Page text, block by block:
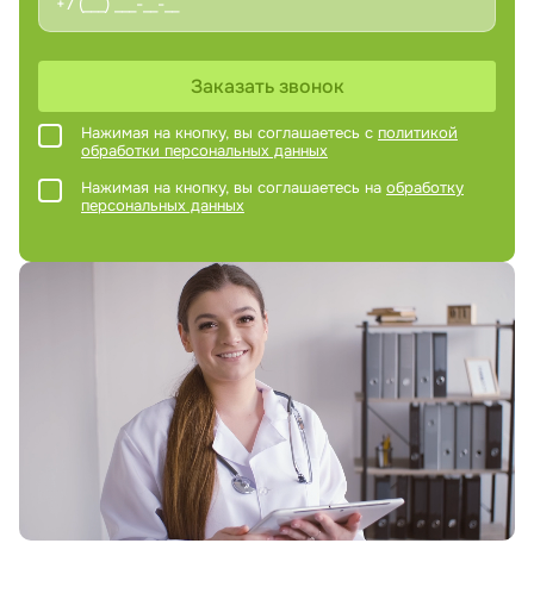
Заказать звонок
Нажимая на кнопку, вы соглашаетесь с политикой
обработки персональных данных
Нажимая на кнопку, вы соглашаетесь на обработку
персональных данных